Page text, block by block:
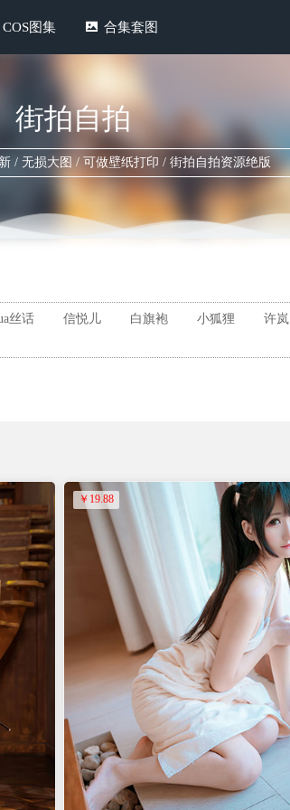
COS图集 合集套图
街拍自拍
/ 无损大图 / 可做壁纸打印 / 街拍自拍资源绝版
丝话 信悦儿 白旗袍 小狐狸 许岚
￥19.88